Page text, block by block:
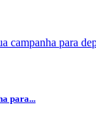
para...